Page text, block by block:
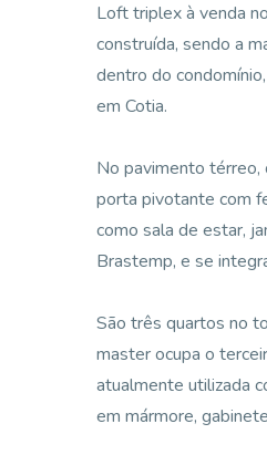
Loft triplex à venda
construída, sendo a
dentro do
em Cotia.
No pavimento
porta pivotante com
como sala de estar,
Brastemp, e se
São três quartos no
master ocupa o
atualmente utilizada
em mármore,